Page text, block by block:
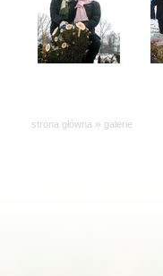
strona główna » galerie